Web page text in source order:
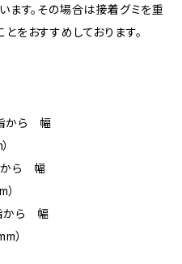
ます。その場合は接着グミを重
をおすすめしております。
から 幅
から 幅
から 幅
）